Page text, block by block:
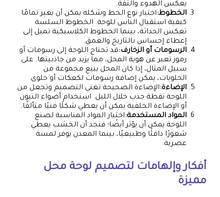
يعكس الهدوء والثقة.
الخطوط:اختيار نوع الخط وشكله يمكن أن يغير تمامًا
كيفية استقبال الناس للوحة. الخطوط السلسة
تعكس الحداثة، بينما الخطوط الكلاسيكية تميل إلى
إعطاء إحساس بالتاريخ والعمق.
الرسومات أو الزخارف:قد تحتاج اللوحة إلى رسومات أو
رموز تعبر عن هوية المحل، مما يزيد من جاذبيتها. على
سبيل المثال، إذا كان المحل يبيع مجموعة من
الحلويات، يمكن إضافة رسومات لكعكات أو حلوى.
الإضاءة:الإضاءة الصحيحة تغني التصميم وتجعل من
اللوحة نقطة جذب خلال الليل. استخدام أضواء النيون
أو الإضاءة الخلفية يمكن أن يعطي شكلًا فنيًا متألقًا.
المواد المستخدمة:اختيار المواد المناسبة لصنع
اللوحة يمكن أن يؤثر أيضًا؛ فنجد أن الخشب يعطي
شعورًا دافئًا وطبيعيًا، بينما المعدن يوفر لمسة
عصرية.
أفكار وإلهامات لتصميم لوحة محل
مميزة